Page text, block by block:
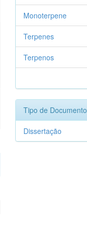
Monoterpene
Terpenes
Terpenos
Tipo de Documento
Dissertação